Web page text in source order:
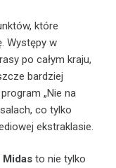
które
Występy w
po całym kraju,
bardziej
„Nie na
co tylko
ekstraklasie.
Midas to nie tylko